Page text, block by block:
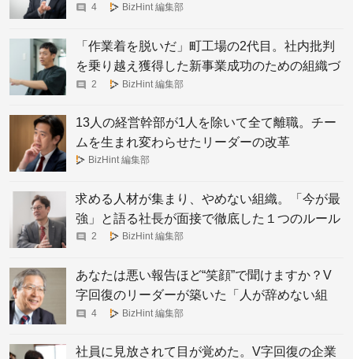
4 BizHint 編集部
「作業着を脱いだ」町工場の2代目。社内批判
を乗り越え獲得した新事業成功のための組織づ
くり
2 BizHint 編集部
13人の経営幹部が1人を除いて全て離職。チー
ムを生まれ変わらせたリーダーの改革
BizHint 編集部
求める人材が集まり、やめない組織。「今が最
強」と語る社長が面接で徹底した１つのルール
2 BizHint 編集部
あなたは悪い報告ほど“笑顔”で聞けますか？V
字回復のリーダーが築いた「人が辞めない組
織」の神髄
4 BizHint 編集部
社員に見放されて目が覚めた。V字回復の企業